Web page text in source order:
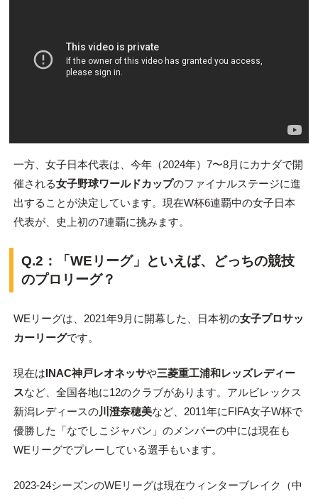
一方、女子日本代表は、今年（2024年）7〜8月にカナダで開
催される女子野球ワールドカップのファイナルステージに進
出することが決定しています。現在W杯6連覇中の女子日本
代表が、史上初の7連覇に挑みます。
Q.2：
「WEリーグ」といえば、どっちの競技
のプロリーグ？
WEリーグは、2021年9月に開幕した、日本初の女子プロサッ
カーリーグです。
現在はINAC神戸レオネッサや三菱重工浦和レッズレディー
スなど、全国各地に12のクラブがあります。アルビレックス
新潟レディースの川澄奈穂美など、2011年にFIFA女子W杯で
優勝した「なでしこジャパン」のメンバーの中には現在も
WEリーグでプレーしている選手もいます。
2023-24シーズンのWEリーグは現在ウィンターブレイク（中